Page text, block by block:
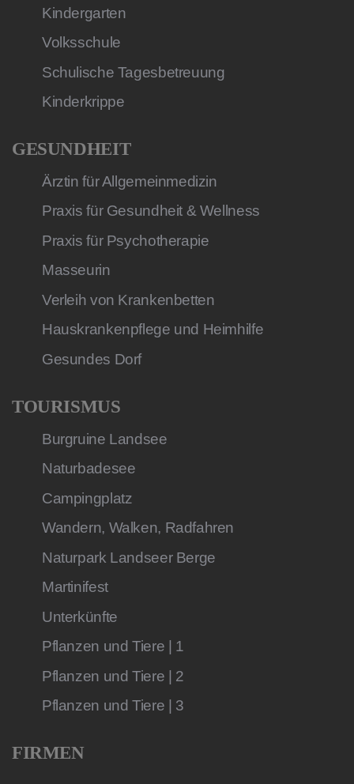
Kindergarten
Volksschule
Schulische Tagesbetreuung
Kinderkrippe
GESUNDHEIT
Ärztin für Allgemeinmedizin
Praxis für Gesundheit & Wellness
Praxis für Psychotherapie
Masseurin
Verleih von Krankenbetten
Hauskrankenpflege und Heimhilfe
Gesundes Dorf
TOURISMUS
Burgruine Landsee
Naturbadesee
Campingplatz
Wandern, Walken, Radfahren
Naturpark Landseer Berge
Martinifest
Unterkünfte
Pflanzen und Tiere | 1
Pflanzen und Tiere | 2
Pflanzen und Tiere | 3
FIRMEN